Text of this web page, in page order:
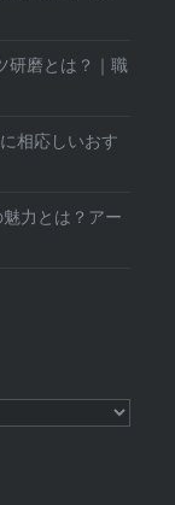
研磨とは？｜職
相応しいおす
魅力とは？アー